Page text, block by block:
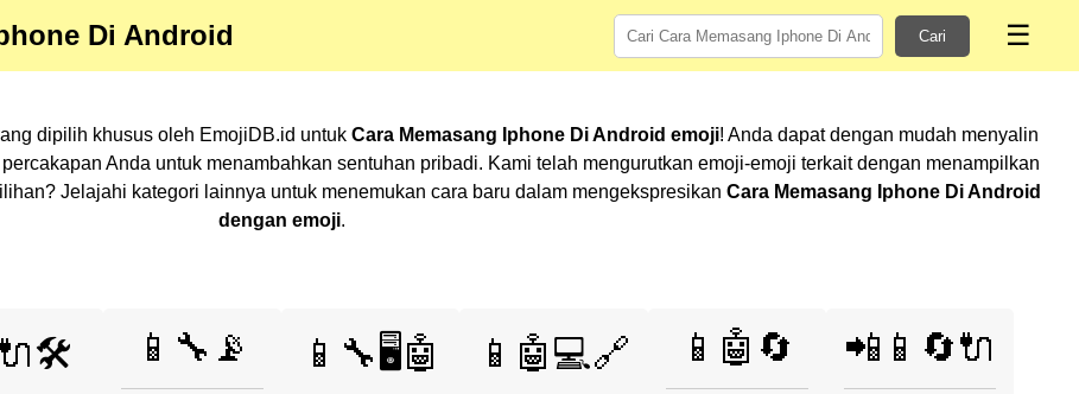
Di Android Cari ☰
dipilih khusus oleh EmojiDB.id untuk Cara Memasang Iphone Di Android emoji! Anda dapat dengan mudah menyalin
Anda untuk menambahkan sentuhan pribadi. Kami telah mengurutkan emoji-emoji terkait dengan menampilkan
Jelajahi kategori lainnya untuk menemukan cara baru dalam mengekspresikan Cara Memasang Iphone Di Android
dengan emoji.
📱🔧📡 📱🔧🖥️🤖 📱🤖💻🔗 📱🤖🔄 📲📱🔄🔌